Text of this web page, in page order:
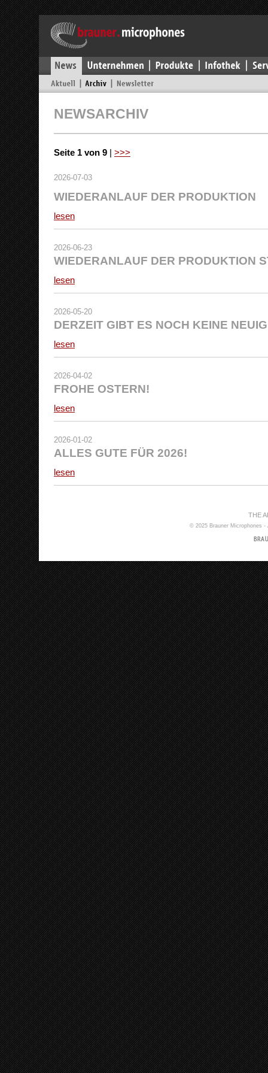
NEWSARCHIV
Seite 1 von 9 >>>
2026-07-03
WIEDERANLAUF DER PRODUKTION
lesen
2026-06-23
WIEDERANLAUF DER PRODUKTION
lesen
2026-05-20
DERZEIT GIBT ES NOCH KEINE
lesen
2026-04-02
FROHE OSTERN!
lesen
2026-01-02
ALLES GUTE FÜR 2026!
lesen
THE
© 2025 Brauner Microphones